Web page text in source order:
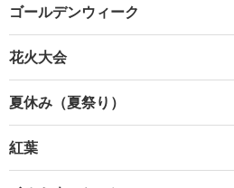
ゴールデンウィーク
花火大会
夏休み（夏祭り）
紅葉